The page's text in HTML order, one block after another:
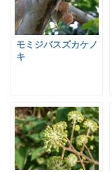
モミジバスズカケノ
キ